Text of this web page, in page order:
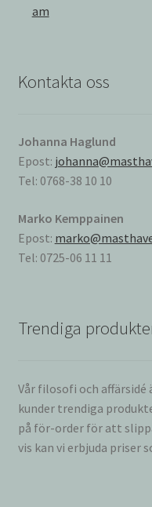
Kontakta oss
Johanna Haglund
Epost:
Tel: 0768-38 10 10
Marko Kemppainen
Epost:
Tel: 0725-06 11 11
Trendiga
Vår filosofi och affärsidé
kunder trendiga
på för-order för att
vis kan vi erbjuda priser